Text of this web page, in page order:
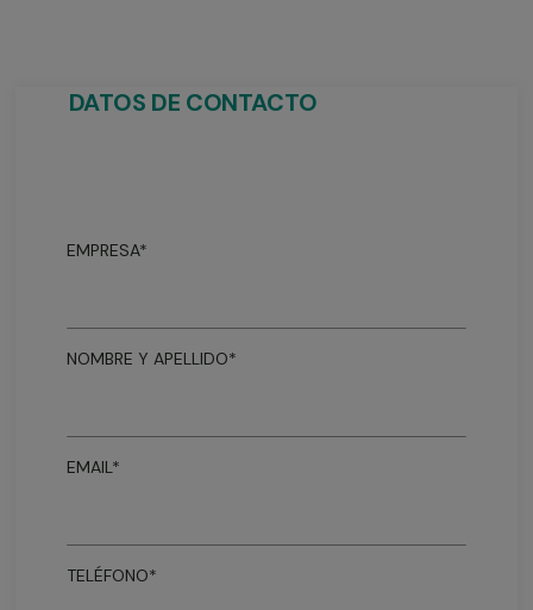
DATOS DE CONTACTO
EMPRESA*
NOMBRE Y APELLIDO*
EMAIL*
TELÉFONO*